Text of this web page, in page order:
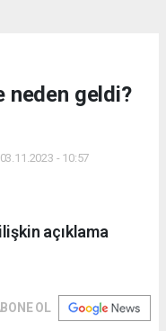
neden geldi?
- 10:57
açıklama
OL